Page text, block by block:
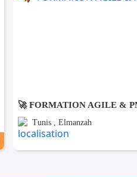
🚀 FORMATION AGILE &
Tunis , Elmanzah